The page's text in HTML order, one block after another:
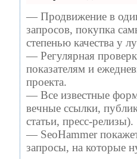
— Продвижение в
запросов, покупка
степенью качества у
— Регулярная
показателям и
проекта.
— Все известные
вечные ссылки,
статьи, пресс-релизы).
— SeoHammer
запросы, на которые